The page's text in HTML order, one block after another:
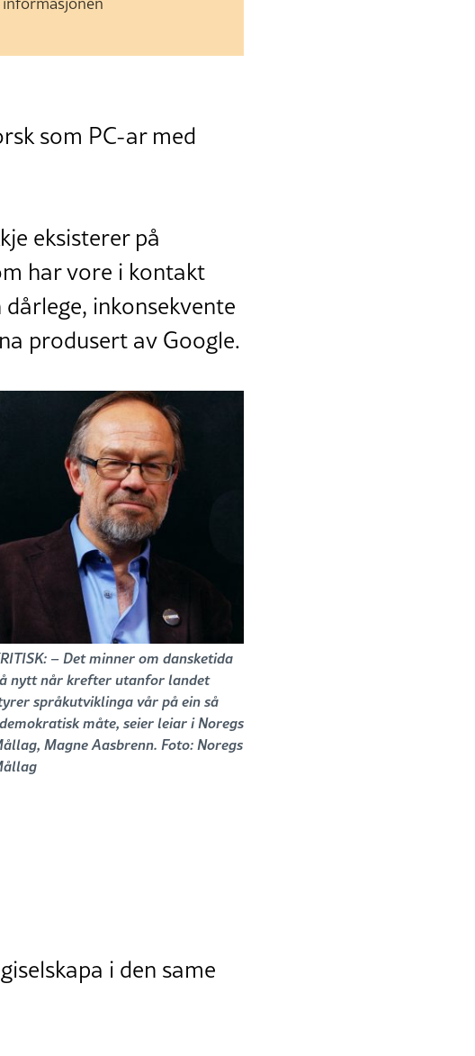
som PC-ar med
eksisterer på
har vore i kontakt
inkonsekvente
produsert av Google.
– Det minner om dansketida
nytt når krefter utanfor landet
språkutviklinga vår på ein så
måte, seier leiar i Noregs
Magne Aasbrenn. Foto: Noregs
i den same